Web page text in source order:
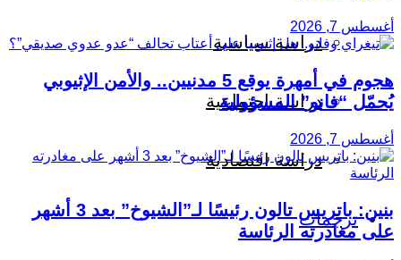
دراسة سياسية
دراسة اجتماعية
دراسة اقتصادية
ترجمات
أغسطس 7, 2026
هجوم في أمهرة يوقع 5 مدنيين.. والأمن الإثيوبي
يُحمّل “فانو” المسؤولية
أغسطس 7, 2026
بنين: باتريس تالون رئيسًا لـ”الشيوخ” بعد 3 أشهر
على مغادرته الرئاسة